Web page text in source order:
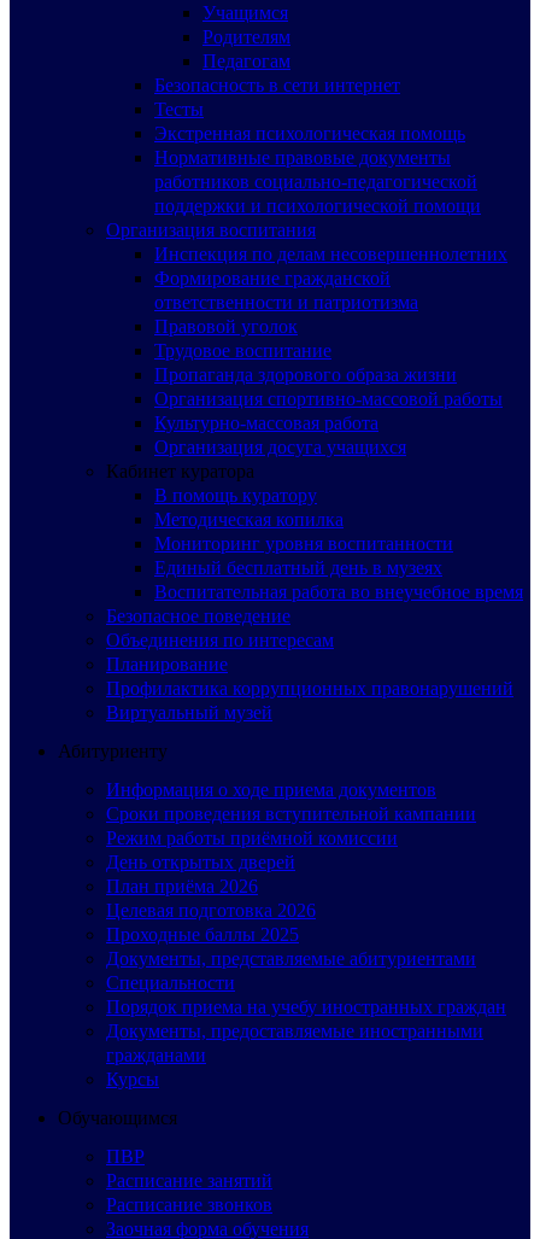
Учащимся
Родителям
Педагогам
Безопасность в сети интернет
Тесты
Экстренная психологическая помощь
Нормативные правовые документы
работников социально-педагогической
поддержки и психологической помощи
Организация воспитания
Инспекция по делам несовершеннолетних
Формирование гражданской
ответственности и патриотизма
Правовой уголок
Трудовое воспитание
Пропаганда здорового образа жизни
Организация спортивно-массовой работы
Культурно-массовая работа
Организация досуга учащихся
Кабинет куратора
В помощь куратору
Методическая копилка
Мониторинг уровня воспитанности
Единый бесплатный день в музеях
Воспитательная работа во внеучебное время
Безопасное поведение
Объединения по интересам
Планирование
Профилактика коррупционных правонарушений
Виртуальный музей
Абитуриенту
Информация о ходе приема документов
Сроки проведения вступительной кампании
Режим работы приёмной комиссии
День открытых дверей
План приёма 2026
Целевая подготовка 2026
Проходные баллы 2025
Документы, представляемые абитуриентами
Специальности
Порядок приема на учебу иностранных граждан
Документы, предоставляемые иностранными
гражданами
Курсы
Обучающимся
ПВР
Расписание занятий
Расписание звонков
Заочная форма обучения